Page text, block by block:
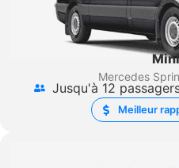
Mercedes
Jusqu'à 12
Meilleur